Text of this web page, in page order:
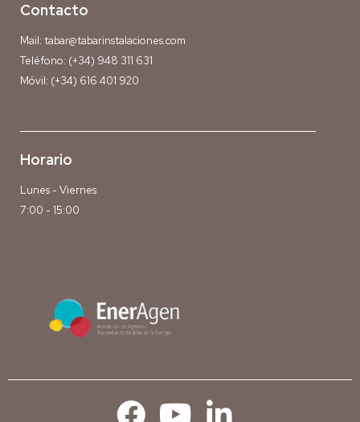
Contacto
Mail: tabar@tabarinstalaciones.com
Teléfono: (+34) 948 311 631
Móvil: (+34) 616 401 920
Horario
Lunes - Viernes
7:00 - 15:00